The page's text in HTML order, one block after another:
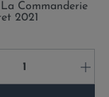
Commanderie
2021
+